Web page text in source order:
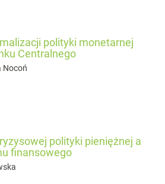
polityki monetarnej
Centralnego
Nocoń
polityki pieniężnej a
finansowego